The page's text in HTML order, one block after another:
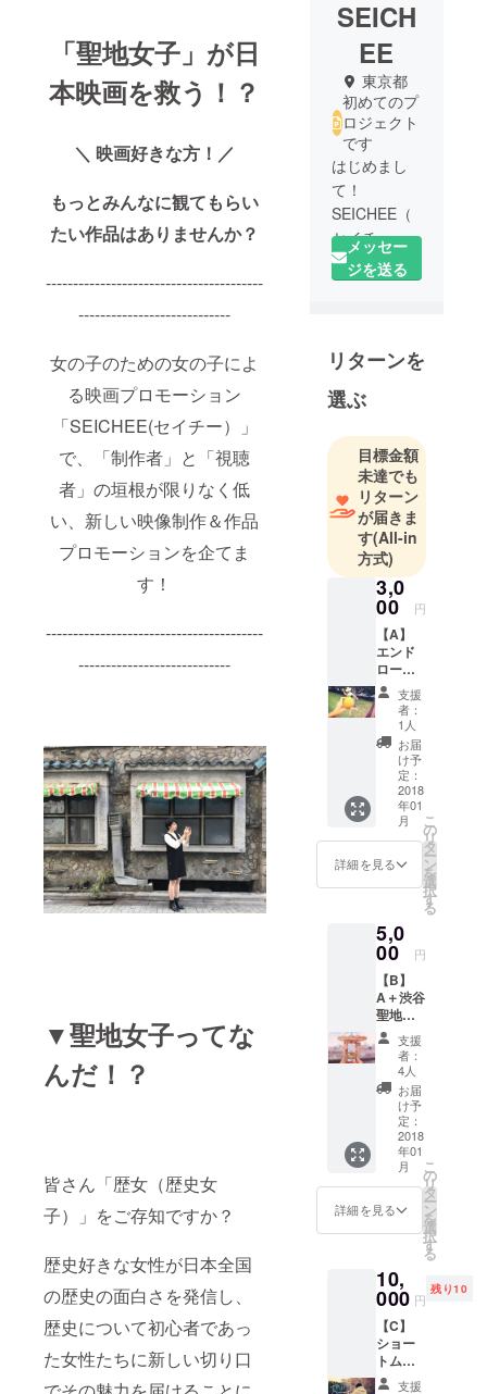
「聖地女子」が日
本映画を救う！？
＼ 映画好きな方！／
もっとみんなに観てもらい
たい作品はありませんか？
----------------------------------------
----------------------------
女の子のための女の子によ
る映画プロモーション
「SEICHEE(セイチー）」
で、「制作者」と「視聴
者」の垣根が限りなく低
い、新しい映像制作＆作品
プロモーションを企てま
す！
----------------------------------------
----------------------------
▼聖地女子ってな
んだ！？
皆さん「歴女（歴史女
子）」をご存知ですか？
歴史好きな女性が日本全国
の歴史の面白さを発信し、
歴史について初心者であっ
た女性たちに新しい切り口
SEICH
EE
東京都
初めてのプ
ロジェクト
です
はじめまし
て！
SEICHEE（
セイチー）
です。
日本映画と
ンSEICHEE
トをスター
ご支援よろ
しくお願い
しますｍ＿
＿ｍ
メッセー
ジを送る
リターンを
選ぶ
目標金額
未達でも
リターン
が届きま
す(All-in
方式)
3,0
00 円
【A】
エンド
ロール
出演権
あなた
のお名
前と珠
玉の
フォト
ジェ
ニック
写真を
添え
て。 ※
エンド
ロール
希望す
るお名
前をお
知らせ
くださ
い。実
名の
他、
ニック
ネーム
や会社
名、屋
号でも
構いま
せん。
支援
者：
1人
お届
け予
定：
2018
年01
月
詳細を見る
こ
の
リ
タ
ー
ン
を
選
択
す
る
5,0
00 円
【B】
A＋渋谷
聖地の
フォト
ジェ
ニック
なフォ
トフ
レーム
聖地
ムー
ビーの
撮影と
合わせ
て撮り
下ろし
をフ
レーム
に入れ
てお届
けしま
す。デ
ザイン
支援
者：
4人
お届
け予
定：
2018
年01
月
詳細を見る
こ
の
リ
タ
ー
ン
を
選
択
す
る
10,
000 円
残り10
【C】
ショー
トムー
ビーエ
支援